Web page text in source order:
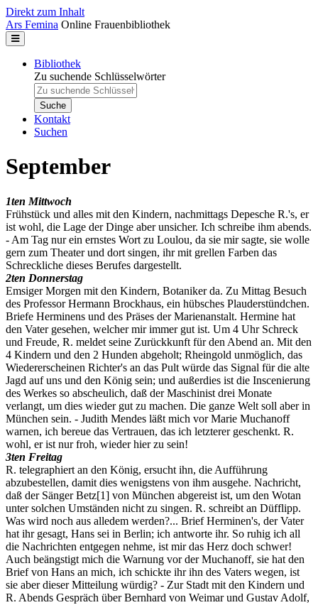
Direkt zum Inhalt
Ars Femina Online Frauenbibliothek
Bibliothek
Zu suchende Schlüsselwörter
Kontakt
Suchen
September
1ten Mittwoch
Frühstück und alles mit den Kindern, nachmittags Depesche R.'s, er
ist wohl, die Lage der Dinge aber unsicher. Ich schreibe ihm abends.
- Am Tag nur ein ernstes Wort zu Loulou, da sie mir sagte, sie wolle
gern zum Theater und dort singen, ihr mit grellen Farben das
Schreckliche dieses Berufes dargestellt.
2ten Donnerstag
Emsiger Morgen mit den Kindern, Botaniker da. Zu Mittag Besuch
des Professor Hermann Brockhaus, ein hübsches Plauderstündchen.
Briefe Herminens und des Präses der Marienanstalt. Hermine hat
den Vater gesehen, welcher mir immer gut ist. Um 4 Uhr Schreck
und Freude, R. meldet seine Zurückkunft für den Abend an. Mit den
4 Kindern und den 2 Hunden abgeholt; Rheingold unmöglich, das
Wiedererscheinen Richter's an das Pult würde das Signal für die alte
Jagd auf uns und den König sein; und außerdies ist die Inscenierung
des Werkes so abscheulich, daß der Maschinist drei Monate
verlangt, um dies wieder gut zu machen. Die ganze Welt soll aber in
München sein. - Judith Mendes läßt mich vor Marie Muchanoff
warnen, ich bereue das Vertrauen, das ich letzterer geschenkt. R.
wohl, er ist nur froh, wieder hier zu sein!
3ten Freitag
R. telegraphiert an den König, ersucht ihn, die Aufführung
abzubestellen, damit dies wenigstens von ihm ausgehe. Nachricht,
daß der Sänger Betz[1] von München abgereist ist, um den Wotan
unter solchen Umständen nicht zu singen. R. schreibt an Düfflipp.
Was wird noch aus alledem werden?... Brief Herminen's, der Vater
hat ihr gesagt, Hans sei in Berlin; ich antworte ihr. So ruhig ich all
die Nachrichten entgegen nehme, ist mir das Herz doch schwer!
Auch beängstigt mich die Warnung vor der Muchanoff, sie hat den
Brief von Hans an mich, ich schickte ihr ihn des Vaters wegen, ist
sie aber dieser Mitteilung würdig? - Zur Stadt mit den Kindern und
R. Abends Gespräch über Bernhard von Weimar und Gustav Adolf,